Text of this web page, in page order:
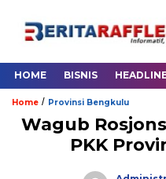
HOME BISNIS
Home / Provinsi Bengkulu
Wagub
PKK